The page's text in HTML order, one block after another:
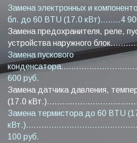
Замена электронных и
бл. до 60 BTU (17.0 кВт)........4
Замена предохранителя, реле,
устройства наружного
Замена пускового
600 руб.
Замена датчика давления,
(17.0
Замена термистора до 60 BTU
100 руб.